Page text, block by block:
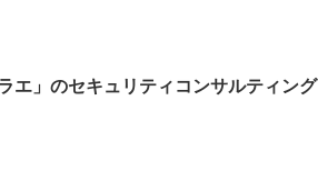
エ」のセキュリティコンサルティング